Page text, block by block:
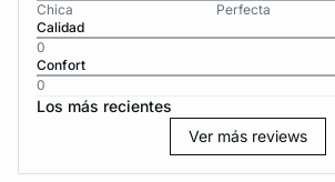
Chica
Perfecta
Calidad
0
Confort
0
Los más recientes
Ver más reviews